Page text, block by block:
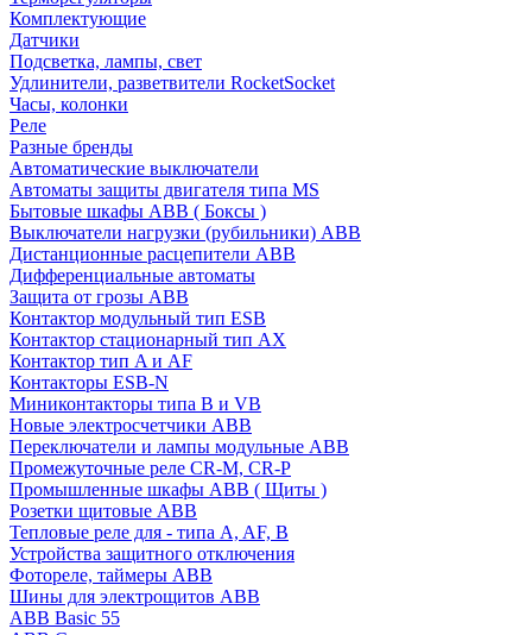
Комплектующие
Датчики
Подсветка, лампы, свет
Удлинители, разветвители RocketSocket
Часы, колонки
Реле
Разные бренды
Автоматические выключатели
Автоматы защиты двигателя типа MS
Бытовые шкафы ABB ( Боксы )
Выключатели нагрузки (рубильники) ABB
Дистанционные расцепители ABB
Дифференциальные автоматы
Защита от грозы ABB
Контактор модульный тип ESB
Контактор стационарный тип AX
Контактор тип A и AF
Контакторы ESB-N
Миниконтакторы типа B и VB
Новые электросчетчики ABB
Переключатели и лампы модульные ABB
Промежуточные реле CR-M, CR-P
Промышленные шкафы ABB ( Щиты )
Розетки щитовые ABB
Тепловые реле для - типа A, AF, B
Устройства защитного отключения
Фотореле, таймеры ABB
Шины для электрощитов АВВ
ABB Basic 55